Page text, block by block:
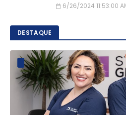
6/26/2024 11:53:00
DESTAQUE